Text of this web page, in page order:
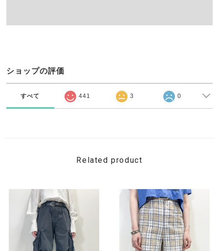
ショップの評価
すべて 441 3 0
Related product